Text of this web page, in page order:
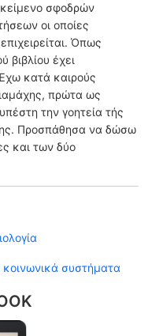
σφοδρών
οι οποίες
Όπως
έχει
κατά καιρούς
πρώτα ως
την γοητεία τής
Προσπάθησα να δώσω
και των δύο
συστήματα